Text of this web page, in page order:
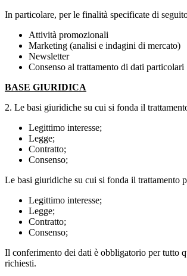
In particolare, per le finalità specificate di
Attività promozionali
Marketing (analisi e indagini di mercato)
Newsletter
Consenso al trattamento di dati particolari
BASE GIURIDICA
2. Le basi giuridiche su cui si fonda il
Legittimo interesse;
Legge;
Contratto;
Consenso;
Le basi giuridiche su cui si fonda il trattamento
Legittimo interesse;
Legge;
Contratto;
Consenso;
Il conferimento dei dati è obbligatorio per tutto
richiesti.